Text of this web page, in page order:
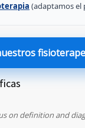
(adaptamos el
on definition and